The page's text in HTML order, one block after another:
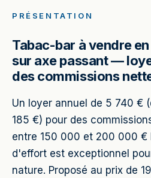
PRÉSENTATION
Tabac-bar à vendre
sur axe passant —
des commissions
Un loyer annuel de 5 740 €
185 €) pour des
entre 150 000 et 200 000 €
d'effort est exceptionnel
nature. Proposé au prix de